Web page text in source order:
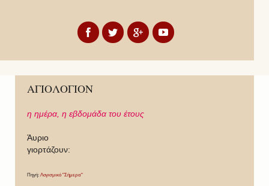
ΑΓΙΟΛΟΓΙΟΝ
η ημέρα, η εβδομάδα του έτους
Άυριο
γιορτάζουν:
Πηγή: Λογισμικό "Σήμερα"